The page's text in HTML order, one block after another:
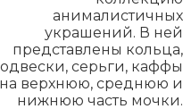
анималистичных
украшений. В ней
представлены кольца,
серьги, каффы
на верхнюю, среднюю и
нижнюю часть мочки.